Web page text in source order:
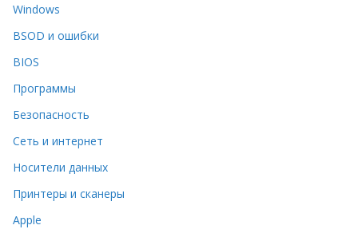
Windows
BSOD и ошибки
BIOS
Программы
Безопасность
Сеть и интернет
Носители данных
Принтеры и сканеры
Apple